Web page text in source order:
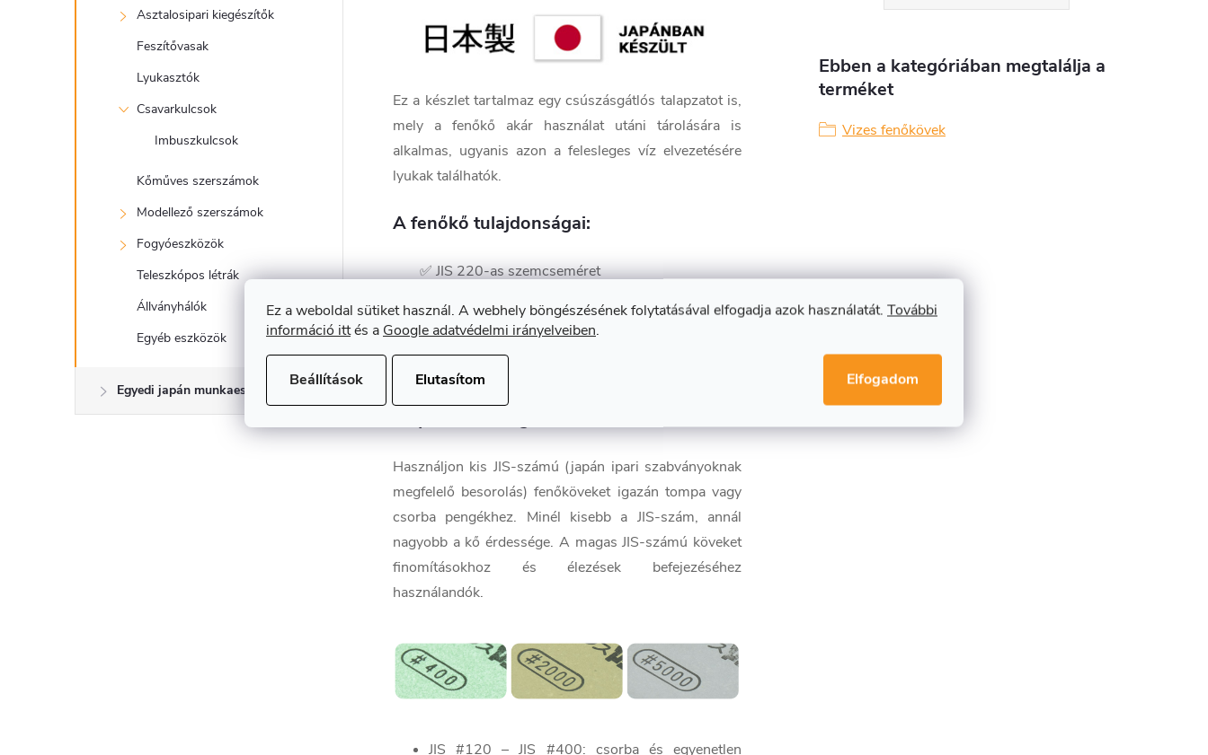
Ez a weboldal sütiket használ. A webhely böngészésének folytatásával elfogadja azok használatát. További
információ ittés a Google adatvédelmi irányelveiben.
Beállítások Elutasítom Elfogadom
Asztalosipari kiegészítők
Feszítővasak
Lyukasztók
Csavarkulcsok
Imbuszkulcsok
Kőműves szerszámok
Modellező szerszámok
Fogyóeszközök
Teleszkópos létrák
Állványhálók
Egyéb eszközök
Egyedi japán munkaeszközök
Ez a készlet tartalmaz egy csúszásgátlós talapzatot is,
mely a fenőkő akár használat utáni tárolására is
alkalmas, ugyanis azon a felesleges víz elvezetésére
lyukak találhatók.
A fenőkő tulajdonságai:
✅ JIS 220-as szemcseméret
✅ Durva fenőkő csorba pengékhez
✅ Japánban készült
Használjon kis JIS-számú (japán ipari szabványoknak
megfelelő besorolás) fenőköveket igazán tompa vagy
csorba pengékhez. Minél kisebb a JIS-szám, annál
nagyobb a kő érdessége. A magas JIS-számú köveket
finomításokhoz és élezések befejezéséhez
használandók.
JIS #120 – JIS #400: csorba és egyenetlen
Ebben a kategóriában megtalálja a
terméket
Vizes fenőkövek